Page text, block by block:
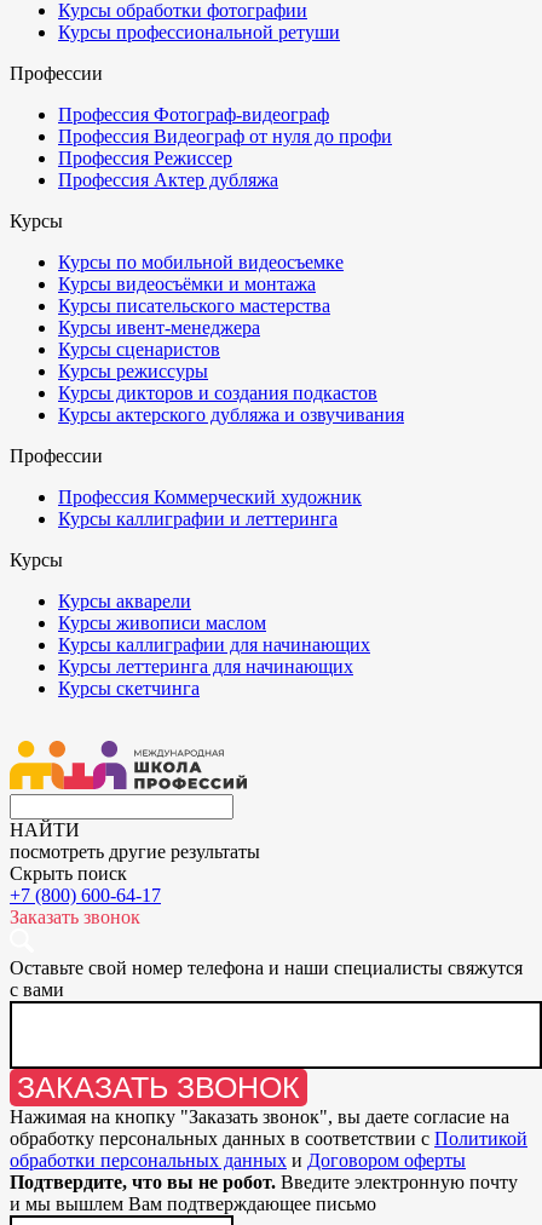
Курсы обработки фотографии
Курсы профессиональной ретуши
Профессии
Профессия Фотограф-видеограф
Профессия Видеограф от нуля до профи
Профессия Режиссер
Профессия Актер дубляжа
Курсы
Курсы по мобильной видеосъемке
Курсы видеосъёмки и монтажа
Курсы писательского мастерства
Курсы ивент-менеджера
Курсы сценаристов
Курсы режиссуры
Курсы дикторов и создания подкастов
Курсы актерского дубляжа и озвучивания
Профессии
Профессия Коммерческий художник
Курсы каллиграфии и леттеринга
Курсы
Курсы акварели
Курсы живописи маслом
Курсы каллиграфии для начинающих
Курсы леттеринга для начинающих
Курсы скетчинга
НАЙТИ
посмотреть другие результаты
Скрыть поиск
+7 (800) 600-64-17
Заказать звонок
Оставьте свой номер телефона и наши специалисты свяжутся
с вами
ЗАКАЗАТЬ ЗВОНОК
Нажимая на кнопку "Заказать звонок", вы даете согласие на
обработку персональных данных в соответствии с Политикой
обработки персональных данных и Договором оферты
Подтвердите, что вы не робот. Введите электронную почту
и мы вышлем Вам подтверждающее письмо